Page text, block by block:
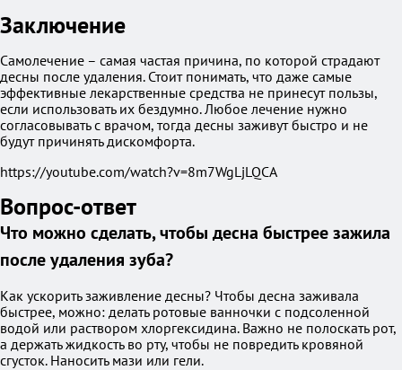
Заключение
Самолечение – самая частая причина, по которой страдают
десны после удаления. Стоит понимать, что даже самые
эффективные лекарственные средства не принесут пользы,
если использовать их бездумно. Любое лечение нужно
согласовывать с врачом, тогда десны заживут быстро и не
будут причинять дискомфорта.
https://youtube.com/watch?v=8m7WgLjLQCA
Вопрос-ответ
Что можно сделать, чтобы десна быстрее зажила
после удаления зуба?
Как ускорить заживление десны? Чтобы десна заживала
быстрее, можно: делать ротовые ванночки с подсоленной
водой или раствором хлоргексидина. Важно не полоскать рот,
а держать жидкость во рту, чтобы не повредить кровяной
сгусток. Наносить мази или гели.